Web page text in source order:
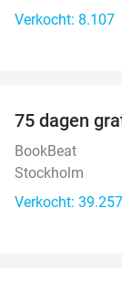
Verkocht: 8.107
75 dagen
BookBeat
Stockholm
Verkocht: 39.257